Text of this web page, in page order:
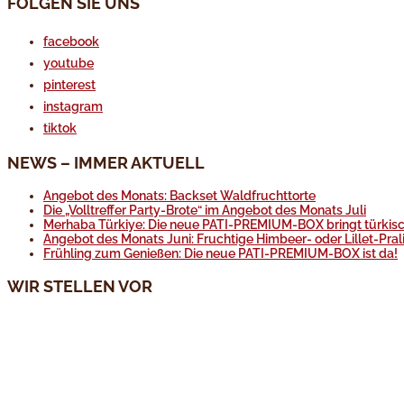
facebook
youtube
pinterest
instagram
tiktok
NEWS – IMMER AKTUELL
Angebot des Monats: Backset Waldfruchttorte
Die „Volltreffer Party-Brote“ im Angebot des Monats Juli
Merhaba Türkiye: Die neue PATI-PREMIUM-BOX bringt
Angebot des Monats Juni: Fruchtige Himbeer- oder Lillet-
Frühling zum Genießen: Die neue PATI-PREMIUM-BOX ist da!
WIR STELLEN VOR